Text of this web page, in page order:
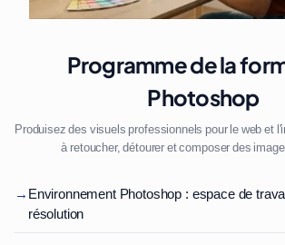
Programme de la
Photoshop
Produisez des visuels professionnels pour le web et
à retoucher, détourer et composer des
→ Environnement Photoshop : espace de
résolution